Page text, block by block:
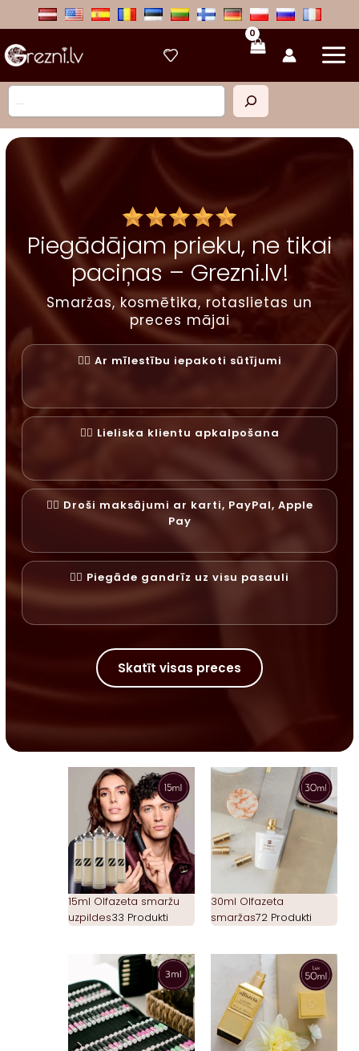
Meklēt
Piegādājam prieku, ne tikai
paciņas – Grezni.lv!
Smaržas, kosmētika, rotaslietas un
preces mājai
✓⃝ Ar mīlestību iepakoti sūtījumi
✓⃝ Lieliska klientu apkalpošana
✓⃝ Droši maksājumi ar karti, PayPal, Apple
Pay
✓⃝ Piegāde gandrīz uz visu pasauli
Skatīt visas preces
15ml Olfazeta smaržu
uzpildes33 Produkti
30ml Olfazeta
smaržas72 Produkti